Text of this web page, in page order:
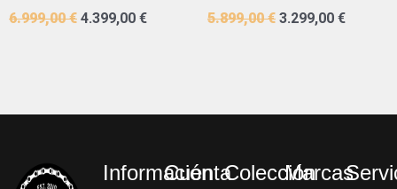
6.999,00€ 4.399,00 € 5.899,00€ 3.299,00 €
Información
CuentaColecciónMarcas